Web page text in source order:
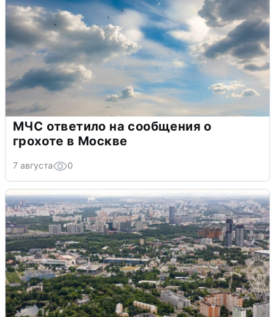
МЧС ответило на сообщения о
грохоте в Москве
7 августа 0